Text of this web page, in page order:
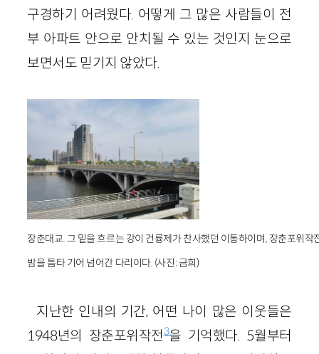
구경하기 어려웠다. 어떻게 그 많은 사람들이 전
부 아파트 안으로 안치될 수 있는 것인지 눈으로
보면서도 믿기지 않았다.
장춘대교. 그 밑을 흐르는 강이 건륭제가 찬사했던 이통하이며, 장춘포위
밤을 틈타 기어 넘어간 다리이다. (사진: 금희)
지난한 인내의 기간, 어떤 나이 많은 이웃들은
1948년의 장춘포위작전3을 기억했다. 5월부터